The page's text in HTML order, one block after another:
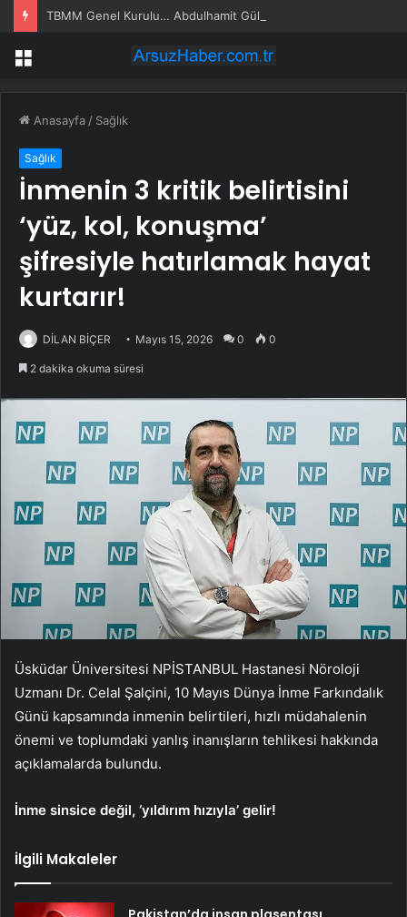
Menü
Anasayfa / Sağlık
Sağlık
İnmenin 3 kritik belirtisini
‘yüz, kol, konuşma’
şifresiyle hatırlamak hayat
kurtarır!
DİLAN BİÇER Mayıs 15, 2026 0 0
2 dakika okuma süresi
Üsküdar Üniversitesi NPİSTANBUL Hastanesi Nöroloji
Uzmanı Dr. Celal Şalçini, 10 Mayıs Dünya İnme Farkındalık
Günü kapsamında inmenin belirtileri, hızlı müdahalenin
önemi ve toplumdaki yanlış inanışların tehlikesi hakkında
açıklamalarda bulundu.
İnme sinsice değil, ‘yıldırım hızıyla’ gelir!
İlgili Makaleler